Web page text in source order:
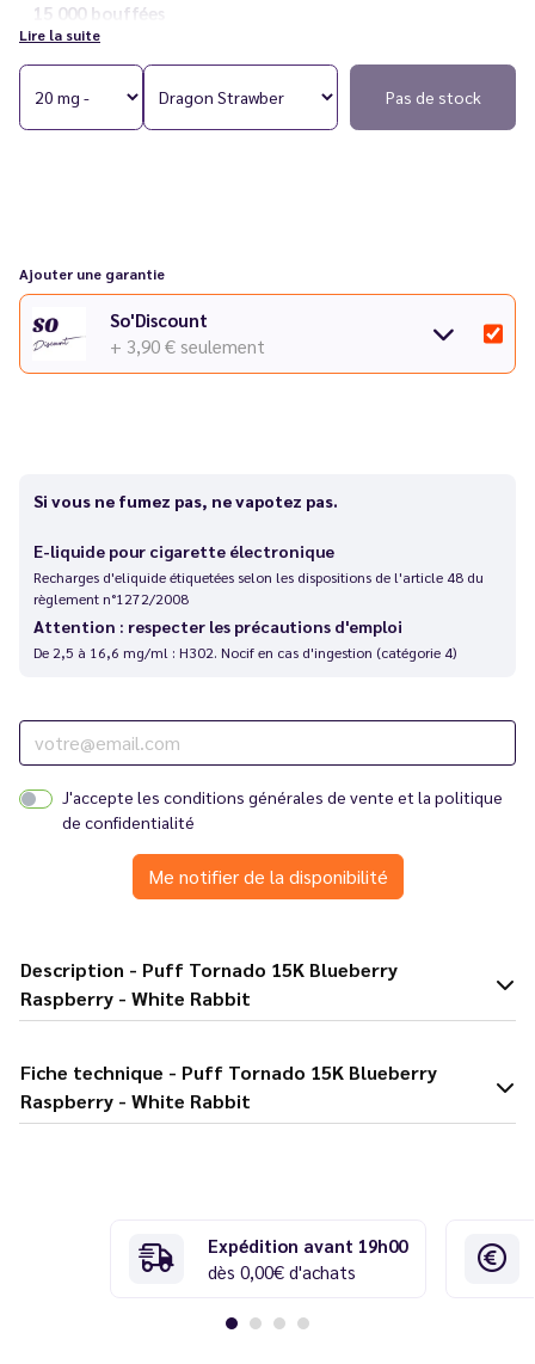
15 000 bouffées
Deux modes de vape
Inhalationdirecte ou indirecte
Cartouche rechargeableen eliquide sur le côté
myrtille et framboise
Lire la suite
Pas de stock
Ajouter une garantie
So'Discount
+ 3,90 € seulement
Si vous ne fumez pas, ne vapotez pas.
E-liquide pour cigarette électronique
Recharges d'eliquide étiquetées selon les dispositions de l'article 48 du
règlement n°1272/2008
Attention : respecter les précautions d'emploi
De 2,5 à 16,6 mg/ml : H302. Nocif en cas d'ingestion (catégorie 4)
J'accepte les conditions générales de vente et la politique
de confidentialité
Me notifier de la disponibilité
Description - Puff Tornado 15K Blueberry
Raspberry - White Rabbit
Fiche technique - Puff Tornado 15K Blueberry
Raspberry - White Rabbit
Expédition avant 19h00
dès 0,00€ d'achats